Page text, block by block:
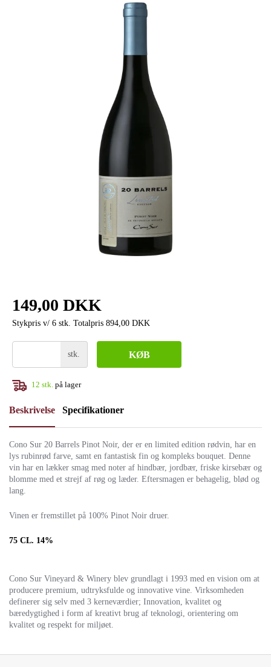
149,00 DKK
Stykpris v/ 6 stk. Totalpris 894,00 DKK
stk. KØB
12 stk. på lager
Beskrivelse Specifikationer
Cono Sur 20 Barrels Pinot Noir, der er en limited edition rødvin, har en
lys rubinrød farve, samt en fantastisk fin og kompleks bouquet. Denne
vin har en lækker smag med noter af hindbær, jordbær, friske kirsebær og
blomme med et strejf af røg og læder. Eftersmagen er behagelig, blød og
lang.
Vinen er fremstillet på 100% Pinot Noir druer.
75 CL. 14%
Cono Sur Vineyard & Winery blev grundlagt i 1993 med en vision om at
producere premium, udtryksfulde og innovative vine. Virksomheden
definerer sig selv med 3 kerneværdier; Innovation, kvalitet og
bæredygtighed i form af kreativt brug af teknologi, orientering om
kvalitet og respekt for miljøet.